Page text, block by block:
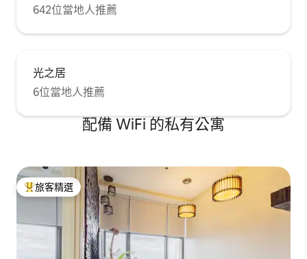
642位當地人推薦
光之居
6位當地人推薦
配備 WiFi 的私有公寓
旅客精選榜首
旅客精選